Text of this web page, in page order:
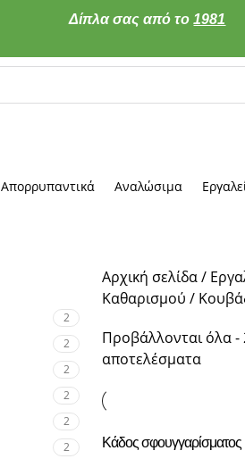
Δίπλα σας από το1981
Απορρυπαντικά Αναλώσιμα
2
2
2
2
2
2
Αρχική σελίδα
Καθαρισμού
Προβάλλονται όλα -
αποτελέσματα
Κάδος σφουγγαρίσματος